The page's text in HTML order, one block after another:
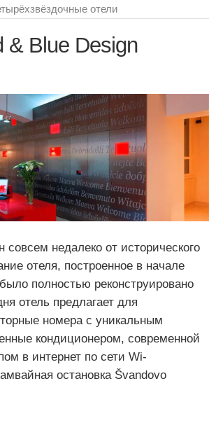
отели
& Blue Design
совсем недалеко от исторического
отеля, построенное в начале
полностью реконструировано
отель предлагает для
номера с уникальным
кондиционером, современной
в интернет по сети Wi-
остановка Švandovo